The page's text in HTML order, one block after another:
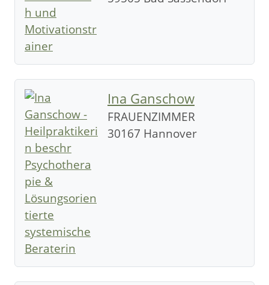
Ina Ganschow
FRAUENZIMMER
30167 Hannover